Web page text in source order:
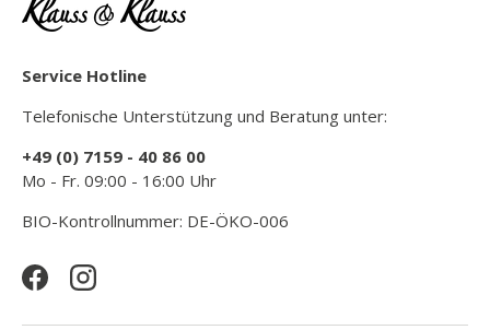
Service Hotline
Telefonische Unterstützung und Beratung unter:
+49 (0) 7159 - 40 86 00
Mo - Fr. 09:00 - 16:00 Uhr
BIO-Kontrollnummer: DE-ÖKO-006
FacebookInstagram